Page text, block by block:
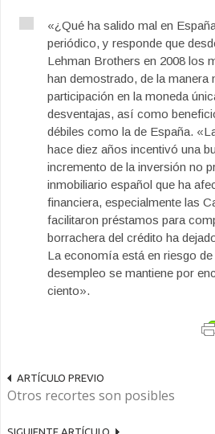
«¿Qué ha salido mal en
periódico, y responde que
Lehman Brothers en 2008 los
han demostrado, de la manera
participación en la moneda
desventajas, así como
débiles como la de España.
hace diez años incentivó una
incremento de la inversión no
inmobiliario español que ha
financiera, especialmente las
facilitaron préstamos para
borrachera del crédito ha
La economía está en riesgo
desempleo se mantiene por
ciento».
ARTÍCULO PREVIO
Otros recortes son posibles
SIGUIENTE ARTÍCULO